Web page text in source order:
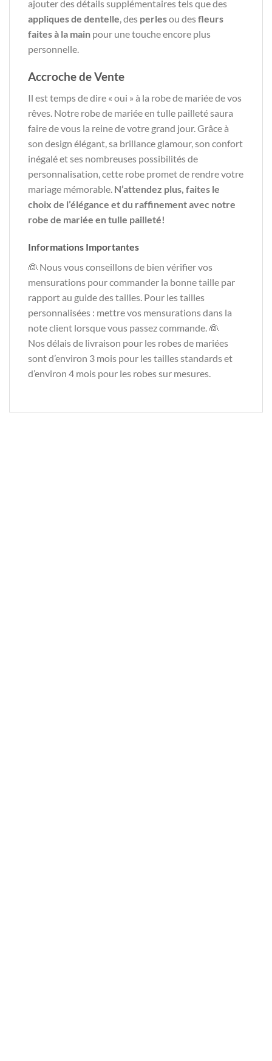
ajouter des détails supplémentaires tels que des
appliques de dentelle, des perlesou desfleurs
faites à la main pour une touche encore plus
personnelle.
Accroche de Vente
Il est temps de dire « oui » à la robe de mariée de vos
rêves. Notre robe de mariée en tulle pailleté saura
faire de vous la reine de votre grand jour. Grâce à
son design élégant, sa brillance glamour, son confort
inégalé et ses nombreuses possibilités de
personnalisation, cette robe promet de rendre votre
mariage mémorable. N’attendez plus, faites le
choix de l’élégance et du raffinement avec notre
robe de mariée en tulle pailleté!
Informations Importantes
👰 Nous vous conseillons de bien vérifier vos
mensurations pour commander la bonne taille par
rapport au guide des tailles. Pour les tailles
personnalisées : mettre vos mensurations dans la
note client lorsque vous passez commande. 👰
Nos délais de livraison pour les robes de mariées
sont d’environ 3 mois pour les tailles standards et
d’environ 4 mois pour les robes sur mesures.